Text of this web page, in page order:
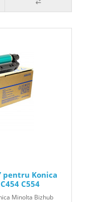
pentru Konica
C554
Minolta Bizhub